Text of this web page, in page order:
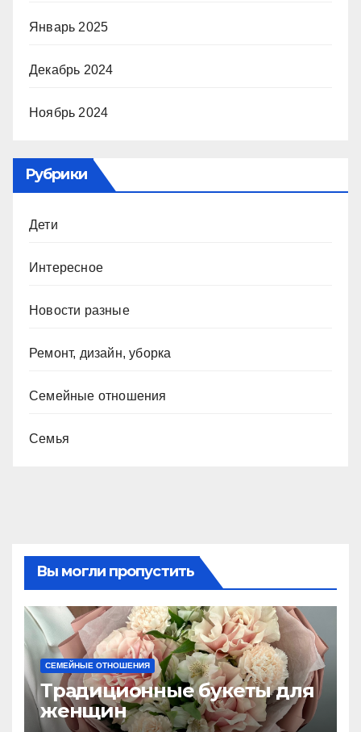
Январь 2025
Декабрь 2024
Ноябрь 2024
Рубрики
Дети
Интересное
Новости разные
Ремонт, дизайн, уборка
Семейные отношения
Семья
Вы могли пропустить
СЕМЕЙНЫЕ ОТНОШЕНИЯ
Традиционные букеты для
женщин